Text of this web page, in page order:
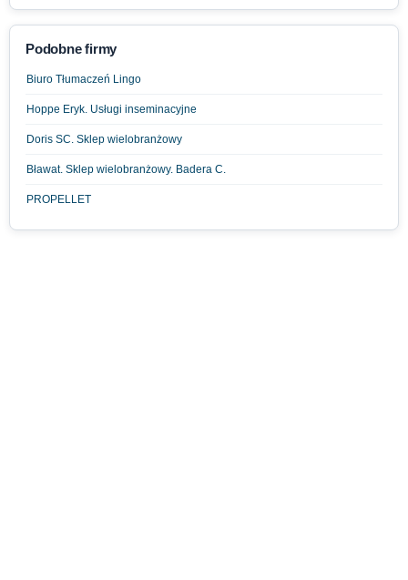
Podobne firmy
Biuro Tłumaczeń Lingo
Hoppe Eryk. Usługi inseminacyjne
Doris SC. Sklep wielobranżowy
Bławat. Sklep wielobranżowy. Badera C.
PROPELLET